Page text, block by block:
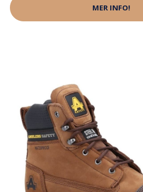
MER INFO!